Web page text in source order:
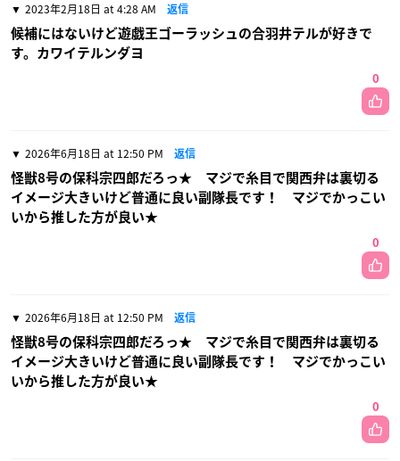
2023年2月18日 at 4:28 AM 返信
候補にはないけど遊戯王ゴーラッシュの合羽井テルが好きで
す。カワイテルンダヨ
0
2026年6月18日 at 12:50 PM 返信
怪獣8号の保科宗四郎だろっ★ マジで糸目で関西弁は裏切る
イメージ大きいけど普通に良い副隊長です！ マジでかっこい
いから推した方が良い★
0
2026年6月18日 at 12:50 PM 返信
怪獣8号の保科宗四郎だろっ★ マジで糸目で関西弁は裏切る
イメージ大きいけど普通に良い副隊長です！ マジでかっこい
いから推した方が良い★
0